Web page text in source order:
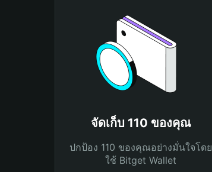
จัดเก็บ 110 ของคุณ
ปกป้อง 110 ของคุณอย่างมั่นใจโดย
ใช้ Bitget Wallet